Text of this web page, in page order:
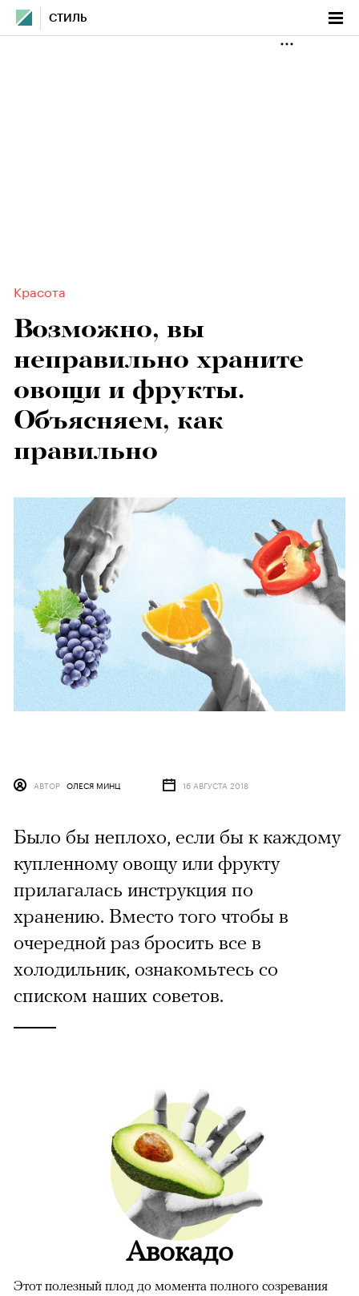
СТИЛЬ
Красота
Возможно, вы
неправильно храните
овощи и фрукты.
Объясняем, как
правильно
АВТОР ОЛЕСЯ МИНЦ 16 АВГУСТА 2018
Было бы неплохо, если бы к каждому
купленному овощу или фрукту
прилагалась инструкция по
хранению. Вместо того чтобы в
очередной раз бросить все в
холодильник, ознакомьтесь со
списком наших советов.
Авокадо
Этот полезный плод до момента полного созревания